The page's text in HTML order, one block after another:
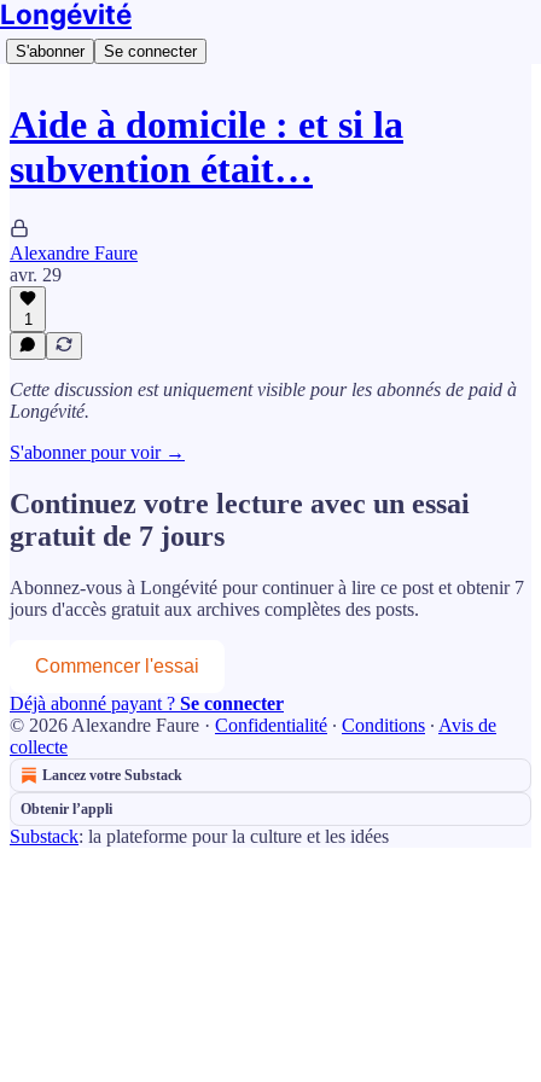
Longévité
S'abonner Se connecter
Aide à domicile : et si la
subvention était…
Alexandre Faure
avr. 29
1
Cette discussion est uniquement visible pour les abonnés de paid à
Longévité.
S'abonner pour voir →
Continuez votre lecture avec un essai
gratuit de 7 jours
Abonnez-vous à Longévité pour continuer à lire ce post et obtenir 7
jours d'accès gratuit aux archives complètes des posts.
Commencer l'essai
Déjà abonné payant ? Se connecter
© 2026 Alexandre Faure · Confidentialité ∙ Conditions ∙ Avis de
collecte
Lancez votre Substack
Obtenir l’appli
Substack: la plateforme pour la culture et les idées